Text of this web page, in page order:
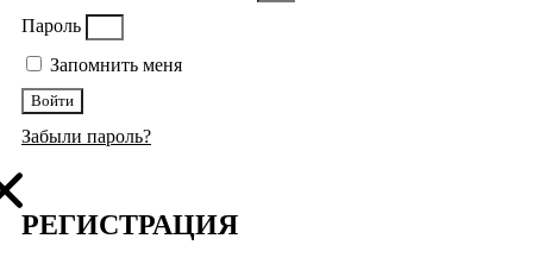
Пароль
Запомнить меня
Войти
Забыли пароль?
РЕГИСТРАЦИЯ